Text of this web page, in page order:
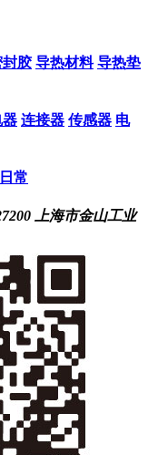
胶 导热材料 导热垫
器 连接器 传感器 电
常
上海市金山工业